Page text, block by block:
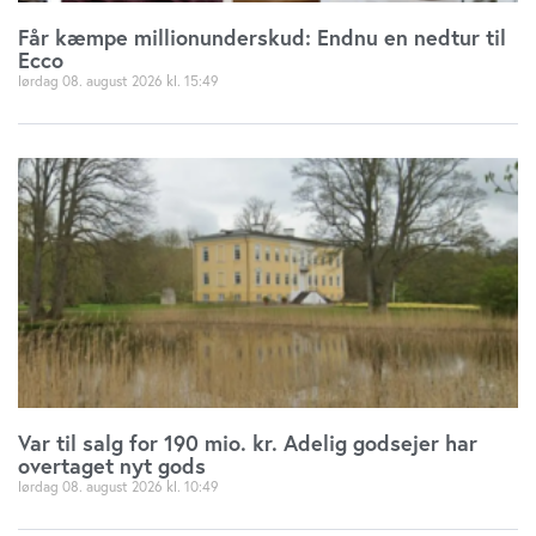
Får kæmpe millionunderskud: Endnu en nedtur til
Ecco
lørdag 08. august 2026 15:49
Var til salg for 190 mio. kr. Adelig godsejer har
overtaget nyt gods
lørdag 08. august 2026 10:49